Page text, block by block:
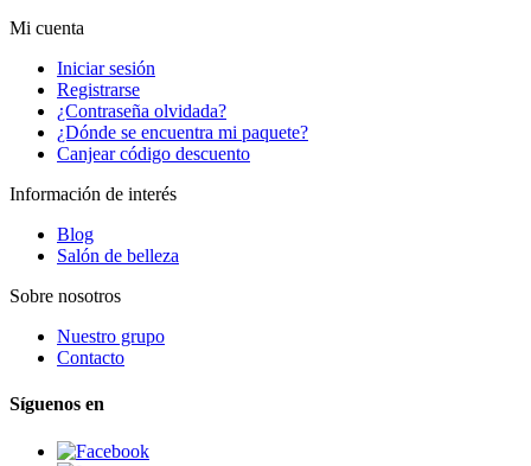
Mi cuenta
Iniciar sesión
Registrarse
¿Contraseña olvidada?
¿Dónde se encuentra mi paquete?
Canjear código descuento
Información de interés
Blog
Salón de belleza
Sobre nosotros
Nuestro grupo
Contacto
Síguenos en